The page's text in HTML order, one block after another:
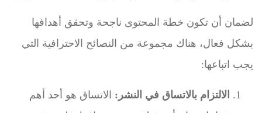
لضمان أن تكون خطة المحتوى ناجحة وتحقق أهدافها
بشكل فعال، هناك مجموعة من النصائح الاحترافية التي
يجب اتباعها:
الالتزام بالاتساق في النشر: الاتساق هو أحد أهم